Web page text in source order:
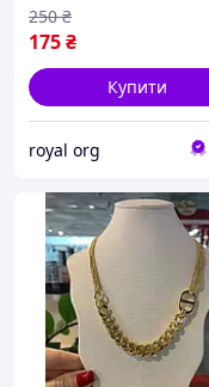
175₴
250 ₴
Купити
royal org